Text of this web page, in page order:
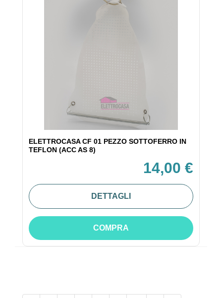
ELETTROCASA CF 01 PEZZO SOTTOFERRO IN
TEFLON (ACC AS 8)
14,00 €
DETTAGLI
COMPRA